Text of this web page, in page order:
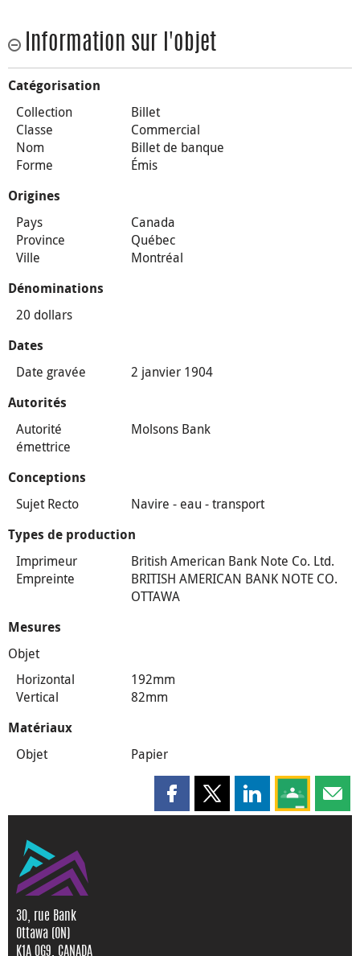
Information sur l'objet
Catégorisation
Collection
Billet
Classe
Commercial
Nom
Billet de banque
Forme
Émis
Origines
Pays
Canada
Province
Québec
Ville
Montréal
Dénominations
20 dollars
Dates
Date gravée 2 janvier 1904
Autorités
Autorité
émettrice
Molsons Bank
Conceptions
Sujet Recto Navire - eau - transport
Types de production
Imprimeur
British American Bank Note Co. Ltd.
Empreinte
BRITISH AMERICAN BANK NOTE CO.
OTTAWA
Mesures
Objet
Horizontal
192mm
Vertical
82mm
Matériaux
Objet Papier
Partager cette page sur
Partager cette page sur X
Partager cette
Partagez
30, rue Bank
Ottawa (ON)
K1A 0G9, CANADA